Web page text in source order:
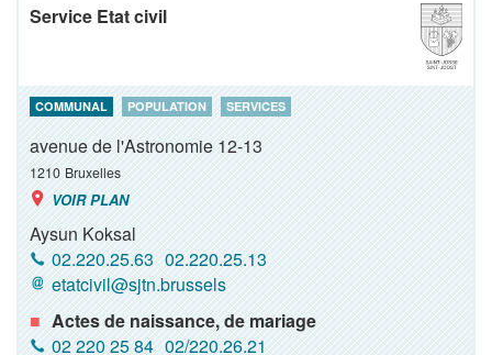
Service Etat civil
COMMUNAL POPULATION SERVICES
avenue de l'Astronomie 12-13
1210 Bruxelles
VOIR PLAN
Aysun Koksal
02.220.25.63 02.220.25.13
etatcivil@sjtn.brussels
Actes de naissance, de mariage
02 220 25 84 02/220.26.21